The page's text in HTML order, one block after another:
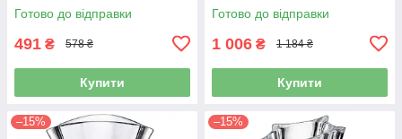
Готово до відправки
491 ₴ 578 ₴
Купити
Готово до відправки
1 006 ₴ 1 184 ₴
Купити
–15% –15%